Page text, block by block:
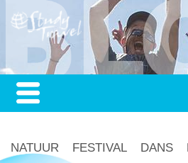
NATUUR FESTIVAL DANS